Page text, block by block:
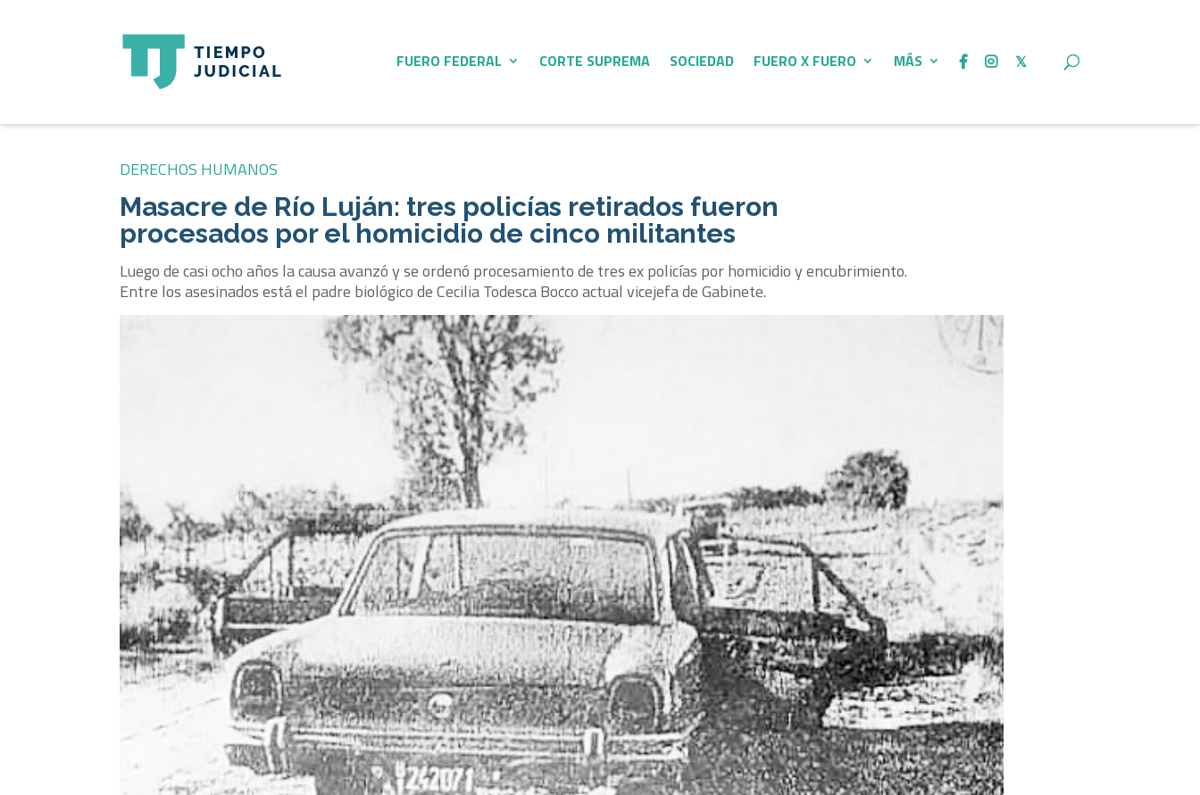
FUERO FEDERAL CORTE SUPREMA SOCIEDAD FUERO X FUERO MÁS
DERECHOS HUMANOS
Masacre de Río Luján: tres policías retirados fueron
procesados por el homicidio de cinco militantes
Luego de casi ocho años la causa avanzó y se ordenó procesamiento de tres ex policías por homicidio y encubrimiento.
Entre los asesinados está el padre biológico de Cecilia Todesca Bocco actual vicejefa de Gabinete.